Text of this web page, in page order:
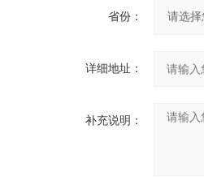
省份：
详细地址：
补充说明：